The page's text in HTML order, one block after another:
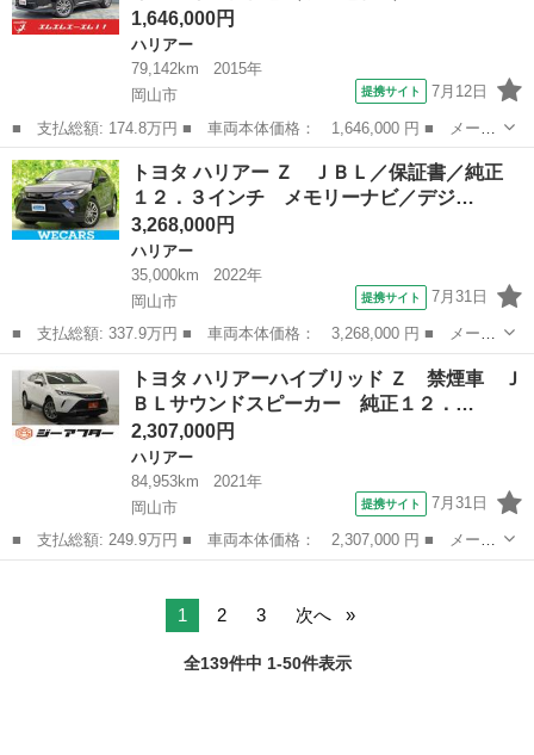
1,646,000円
ハリアー
79,142km
2015年
岡山市
提携サイト 7月12日
■ 支払総額: 174.8万円 ■ 車両本体価格： 1,646,000 円 ■ メーカ
ー名： トヨタ ■ 車種名： ハリアー ■ グレード名： プレミア
ム 禁煙車＼アルパイン９インチナビ＼フルセグ＼Ｂｌｕｅｔｏｏｔ
ｈ＼バッ...
岡山 岡山市 ハリアー
トヨタ ハリアー Ｚ ＪＢＬ／保証書／純正
１２．３インチ メモリーナビ／デジ…
3,268,000円
ハリアー
35,000km
2022年
岡山市
提携サイト 7月31日
■ 支払総額: 337.9万円 ■ 車両本体価格： 3,268,000 円 ■ メーカ
ー名： トヨタ ■ 車種名： ハリアー ■ グレード名： Ｚ ＪＢ
Ｌ／保証書／純正 １２．３インチ メモリーナビ／デジタルインナ
ーミラー...
ハリアー
トヨタ ハリアーハイブリッド Ｚ 禁煙車 Ｊ
ＢＬサウンドスピーカー 純正１２．…
2,307,000円
ハリアー
84,953km
2021年
岡山市
提携サイト 7月31日
■ 支払総額: 249.9万円 ■ 車両本体価格： 2,307,000 円 ■ メーカ
ー名： トヨタ ■ 車種名： ハリアーハイブリッド ■ グレード
1 2 3 次へ
全139件中 1-50件表示